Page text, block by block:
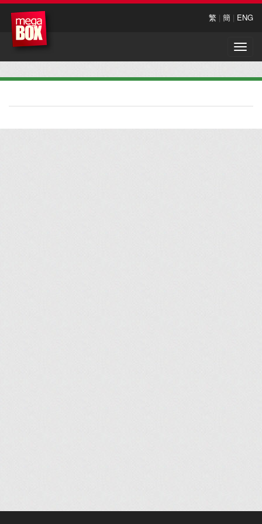
繁 | 簡 | ENG
Toggle